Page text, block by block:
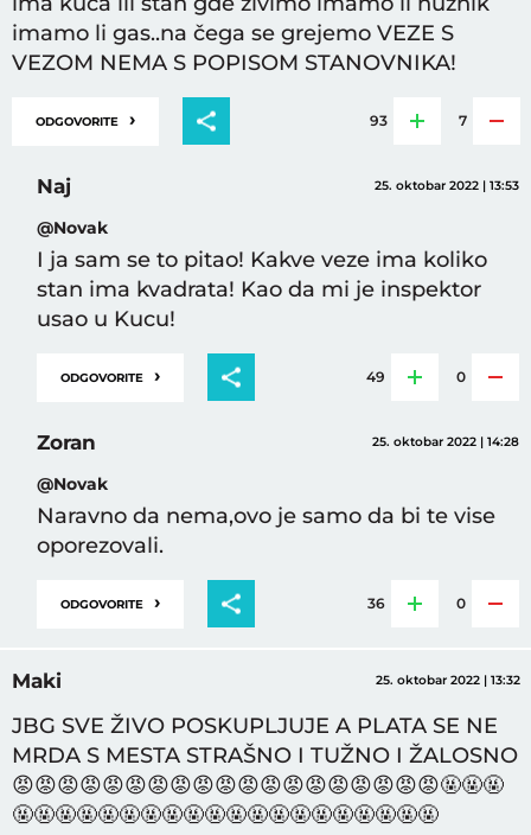
imamo li gas..na čega se grejemo VEZE S
VEZOM NEMA S POPISOM STANOVNIKA!
ODGOVORITE › 93 7
25. oktobar 2022 | 13:53
Naj
@Novak
I ja sam se to pitao! Kakve veze ima koliko
stan ima kvadrata! Kao da mi je inspektor
usao u Kucu!
ODGOVORITE › 49 0
25. oktobar 2022 | 14:28
Zoran
@Novak
Naravno da nema,ovo je samo da bi te vise
oporezovali.
ODGOVORITE › 36 0
Maki 25. oktobar 2022 | 13:32
JBG SVE ŽIVO POSKUPLJUJE A PLATA SE NE
MRDA S MESTA STRAŠNO I TUŽNO I ŽALOSNO
😡😡😡😡😡😡😡😡😡😡😡😡😡😡😡😡😡😡😡🤬🤬🤬
🤬🤬🤬🤬🤬🤬🤬🤬🤬🤬🤬🤬🤬🤬🤬🤬🤬🤬🤬🤬